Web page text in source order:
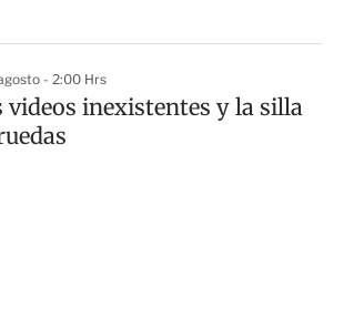
- 2:00 Hrs
videos inexistentes y la silla